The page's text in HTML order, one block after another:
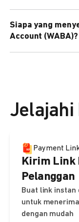
nanti tim kami
WhatsApp bisnis
DOKU yang
Siapa yang
Account (WABA)?
Jelajahi
Payment
Kirim Link
Pelanggan
Buat link instan
untuk
dengan mudah